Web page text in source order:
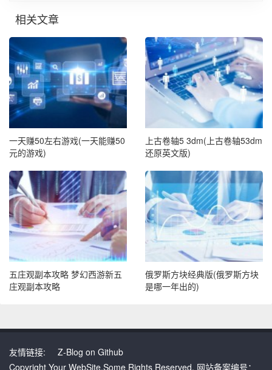
相关文章
一天赚50左右游戏(一天能赚50
元的游戏)
上古卷轴5 3dm(上古卷轴53dm
还原英文版)
五庄观副本攻略 梦幻西游新五
庄观副本攻略
俄罗斯方块经典版(俄罗斯方块
是哪一年出的)
友情链接:
Z-Blog on Github
Copyright Your WebSite.Some Rights Reserved. 网站备案编号：